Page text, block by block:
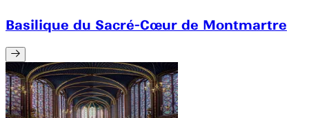
Basilique du Sacré-Cœur de Montmartre